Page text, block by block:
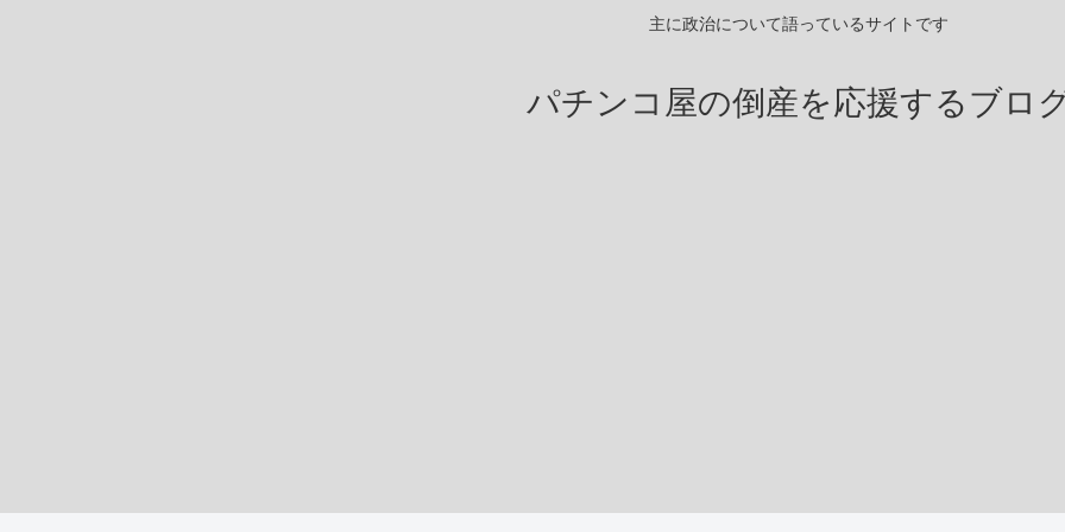
主に政治について語っているサイトです
パチンコ屋の倒産を応援するブロ